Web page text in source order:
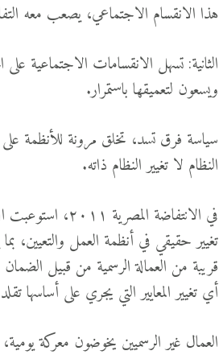
هذا الانقسام الاجتماعي، يصعب معه
الثانية: تسهل الانقسامات الاجتماعية
ويسعون لتعميقها باستمرار.
سياسة فرق تسد، تخلق مرونة للأنظمة
النظام لا تغيير النظام ذاته.
في الانتفاضة
تغيير حقيقي في أنظمة العمل والتعيين،
قريبة من العمالة الرسمية من قبيل
أي تغيير المعايير التي يجري على أساسها
العمال غير الرسميين يخوضون معركة